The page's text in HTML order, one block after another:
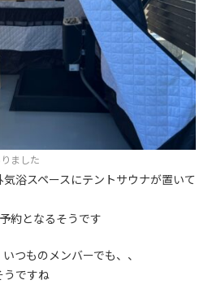
ました
浴スペースにテントサウナが置いて
約となるそうです
つものメンバーでも、、
うですね